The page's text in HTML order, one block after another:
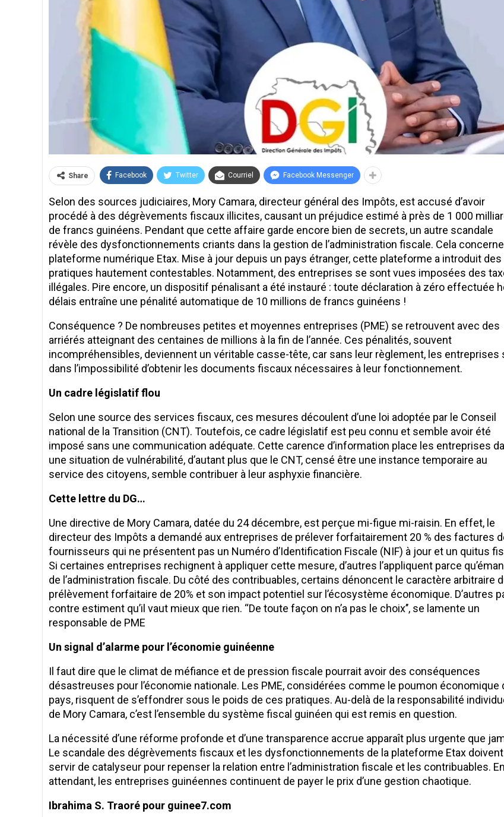
Share Facebook Twitter Courriel Facebook Messenger
Selon des sources judiciaires, Mory Camara, directeur général des Impôts, est accusé d’avoir
procédé à des dégrèvements fiscaux illicites, causant un préjudice estimé à près de 1 000
de francs guinéens. Pendant que cette affaire garde encore bien de secrets, un autre scandale
révèle des dysfonctionnements criants dans la gestion de l’administration fiscale. Cela
plateforme numérique Etax. Mise à jour depuis un pays étranger, cette plateforme a introduit des
pratiques hautement contestables. Notamment, des entreprises se sont vues imposées des
illégales. Pire encore, un dispositif pénalisant a été instauré : toute déclaration à zéro effectuée
délais entraîne une pénalité automatique de 10 millions de francs guinéens !
Conséquence ? De nombreuses petites et moyennes entreprises (PME) se retrouvent avec des
arriérés atteignant des centaines de millions à la fin de l’année. Ces pénalités, souvent
incompréhensibles, deviennent un véritable casse-tête, car sans leur règlement, les entreprises
dans l’impossibilité d’obtenir les documents fiscaux nécessaires à leur fonctionnement.
Un cadre législatif flou
Selon une source des services fiscaux, ces mesures découlent d’une loi adoptée par le Conseil
national de la Transition (CNT). Toutefois, ce cadre législatif est peu connu et semble avoir été
imposé sans une communication adéquate. Cette carence d’information place les entreprises
une situation de vulnérabilité, d’autant plus que le CNT, censé être une instance temporaire au
service des citoyens, semble contribuer à leur asphyxie financière.
Cette lettre du DG…
Une directive de Mory Camara, datée du 24 décembre, est perçue mi-figue mi-raisin. En effet, le
directeur des Impôts a demandé aux entreprises de prélever forfaitairement 20 % des factures
fournisseurs qui ne présentent pas un Numéro d’Identification Fiscale (NIF) à jour et un quitus
Si certaines entreprises rechignent à appliquer cette mesure, d’autres l’appliquent parce
de l’administration fiscale. Du côté des contribuables, certains dénoncent le caractère arbitraire
prélèvement forfaitaire de 20% et son impact potentiel sur l’écosystème économique. D’autres
contre estiment qu’il vaut mieux que rien. ‘‘De toute façon on n’a pas le choix’’, se lamente un
responsable de PME
Un signal d’alarme pour l’économie guinéenne
Il faut dire que le climat de méfiance et de pression fiscale pourrait avoir des conséquences
désastreuses pour l’économie nationale. Les PME, considérées comme le poumon économique
pays, risquent de s’effondrer sous le poids de ces pratiques. Au-delà de la responsabilité
de Mory Camara, c’est l’ensemble du système fiscal guinéen qui est remis en question.
La nécessité d’une réforme profonde et d’une transparence accrue apparaît plus urgente que
Le scandale des dégrèvements fiscaux et les dysfonctionnements de la plateforme Etax doivent
servir de catalyseur pour repenser la relation entre l’administration fiscale et les contribuables. En
attendant, les entreprises guinéennes continuent de payer le prix d’une gestion chaotique.
Ibrahima S. Traoré pour guinee7.com